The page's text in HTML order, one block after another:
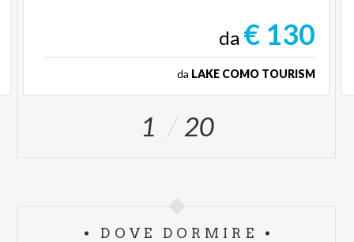
da € 130
da LAKE COMO TOURISM
1 20
DOVE DORMIRE